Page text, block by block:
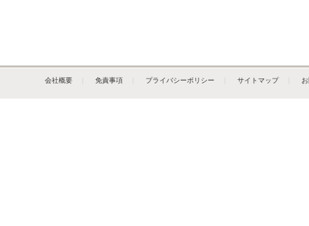
会社概要 免責事項 プライバシーポリシー サイトマップ｜